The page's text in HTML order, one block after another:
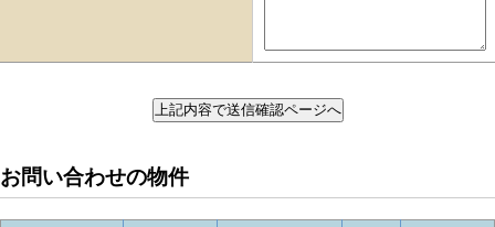
お問い合わせの物件